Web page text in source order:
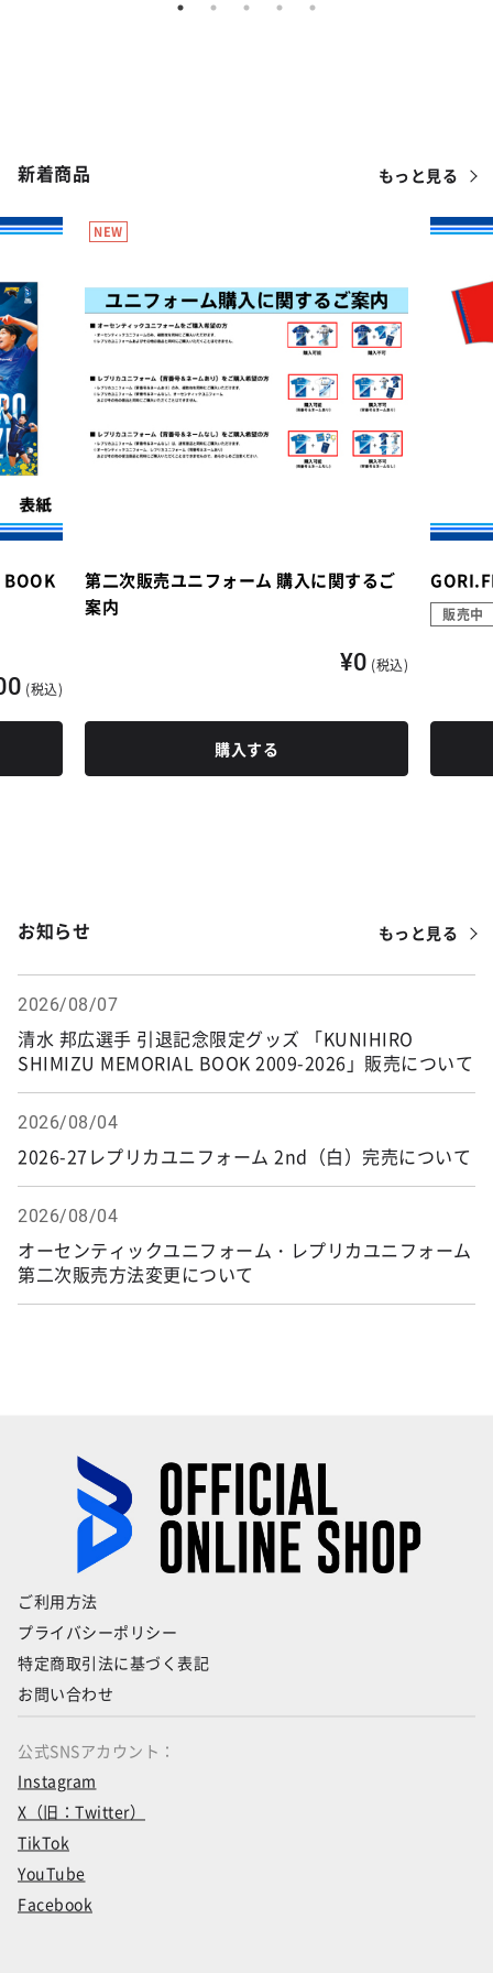
新着商品 もっと見る
(税込)
NEW
第二次販売ユニフォーム 購入に関するご
案内
¥0 (税込)
購入する
販売中
お知らせ もっと見る
2026/08/07
清水 邦広選手 引退記念限定グッズ 「KUNIHIRO
SHIMIZU MEMORIAL BOOK 2009-2026」販売について
2026/08/04
2026-27レプリカユニフォーム 2nd（白）完売について
2026/08/04
オーセンティックユニフォーム・レプリカユニフォーム
第二次販売方法変更について
ご利用方法
プライバシーポリシー
特定商取引法に基づく表記
お問い合わせ
公式SNSアカウント：
Instagram
X（旧：Twitter）
TikTok
YouTube
Facebook